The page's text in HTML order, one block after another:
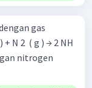
gas